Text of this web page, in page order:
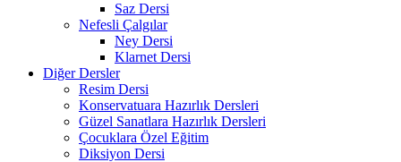
Saz Dersi
Nefesli Çalgılar
Ney Dersi
Klarnet Dersi
Diğer Dersler
Resim Dersi
Konservatuara Hazırlık Dersleri
Güzel Sanatlara Hazırlık Dersleri
Çocuklara Özel Eğitim
Diksiyon Dersi